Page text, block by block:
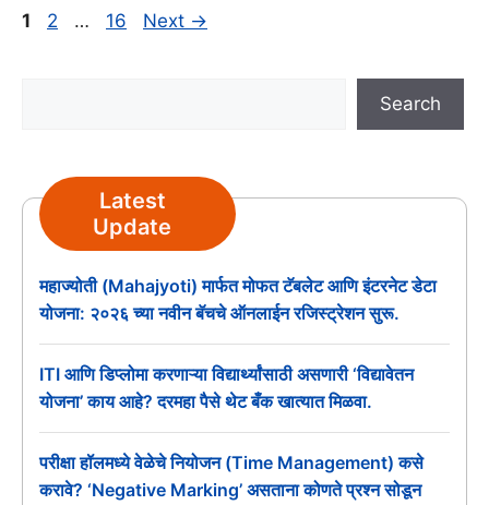
Page
1 Page
2 … Page
16 Next →
Search
Latest
Update
महाज्योती (Mahajyoti) मार्फत मोफत टॅबलेट आणि इंटरनेट डेटा
योजना: २०२६ च्या नवीन बॅचचे ऑनलाईन रजिस्ट्रेशन सुरू.
ITI आणि डिप्लोमा करणाऱ्या विद्यार्थ्यांसाठी असणारी ‘विद्यावेतन
योजना’ काय आहे? दरमहा पैसे थेट बँक खात्यात मिळवा.
परीक्षा हॉलमध्ये वेळेचे नियोजन (Time Management) कसे
करावे? ‘Negative Marking’ असताना कोणते प्रश्न सोडून